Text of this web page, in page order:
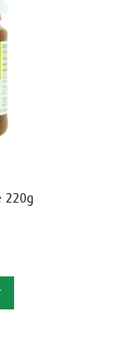
220g